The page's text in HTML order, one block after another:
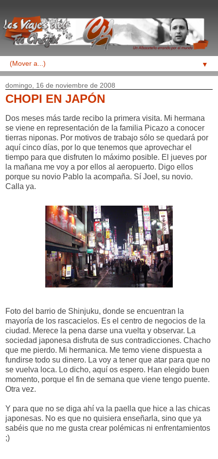
▼
domingo, 16 de noviembre de 2008
CHOPI EN JAPÓN
Dos meses más tarde recibo la primera visita. Mi hermana
se viene en representación de la familia Picazo a conocer
tierras niponas. Por motivos de trabajo sólo se quedará por
aquí cinco días, por lo que tenemos que aprovechar el
tiempo para que disfruten lo máximo posible. El jueves por
la mañana me voy a por ellos al aeropuerto. Digo ellos
porque su novio Pablo la acompaña. Sí Joel, su novio.
Calla ya.
Foto del barrio de Shinjuku, donde se encuentran la
mayoría de los rascacielos. Es el centro de negocios de la
ciudad. Merece la pena darse una vuelta y observar. La
sociedad japonesa disfruta de sus contradicciones. Chacho
que me pierdo. Mi hermanica. Me temo viene dispuesta a
fundirse todo su dinero. La voy a tener que atar para que no
se vuelva loca. Lo dicho, aquí os espero. Han elegido buen
momento, porque el fin de semana que viene tengo puente.
Otra vez.
Y para que no se diga ahí va la paella que hice a las chicas
japonesas. No es que no quisiera enseñarla, sino que ya
sabéis que no me gusta crear polémicas ni enfrentamientos
;)